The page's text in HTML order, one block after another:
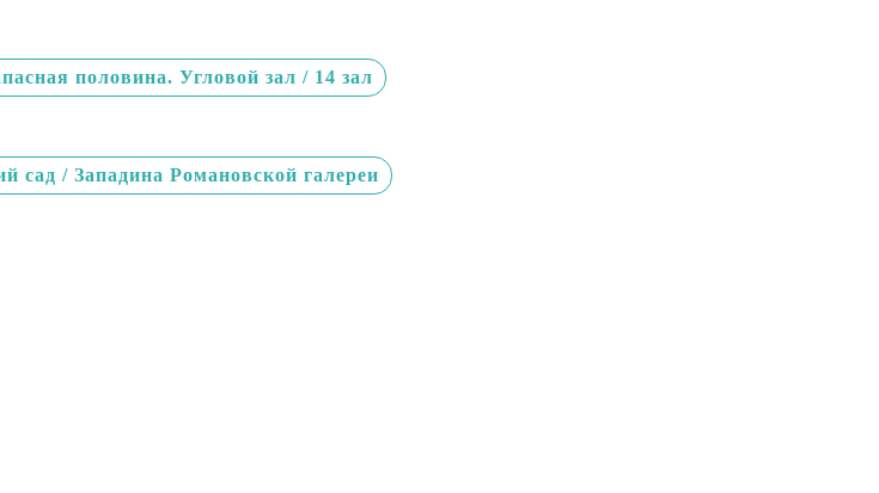
половина. Угловой зал / 14 зал
сад / Западина Романовской галереи